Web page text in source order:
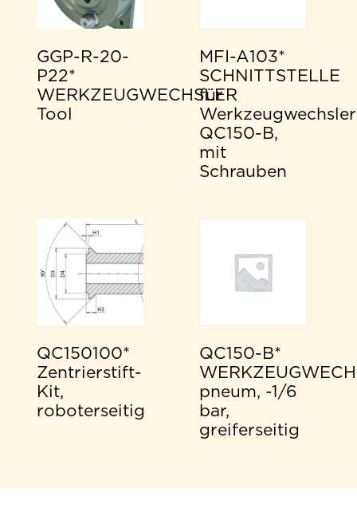
GGP-R-20-
P22*
WERKZEUGWECHSLER
Tool
MFI-A103*
SCHNITTSTELLE
für
Werkzeugwechsler
QC150-B,
mit
Schrauben
QC150100*
Zentrierstift-
Kit,
roboterseitig
QC150-B*
pneum, -1/6
bar,
greiferseitig